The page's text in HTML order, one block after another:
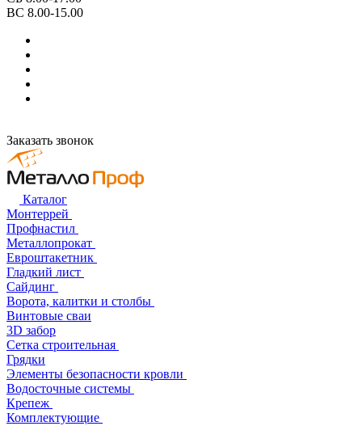
ВС 8.00-15.00
Заказать звонок
Каталог
Монтеррей
Профнастил
Металлопрокат
Евроштакетник
Гладкий лист
Сайдинг
Ворота, калитки и столбы
Винтовые сваи
3D забор
Сетка строительная
Грядки
Элементы безопасности кровли
Водосточные системы
Крепеж
Комплектующие